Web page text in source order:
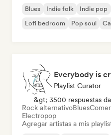
Blues Indie folk Indie pop
Lofi bedroom
Pop soul
Everybody is
Playlist Curator
&gt; 3500 respuestas
Rock alternativoBlues
Electropop
Agregar artistas a mis